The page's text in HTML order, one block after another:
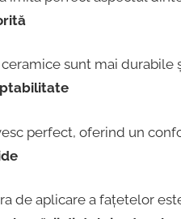
sunt mai
perfect, oferind un
de aplicare a fațetelor